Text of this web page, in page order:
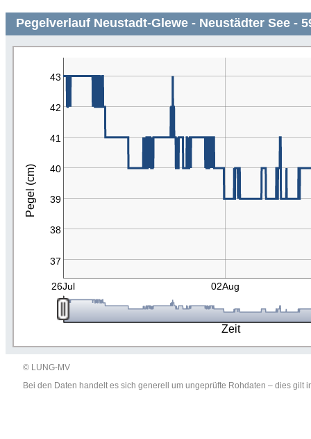
Pegelverlauf Neustadt-Glewe - Neustädter See -
Zeit
Pegel (cm)
37
38
39
40
41
42
43
26Jul 02Aug
© LUNG-MV
Bei den Daten handelt es sich generell um ungeprüfte Rohdaten – dies